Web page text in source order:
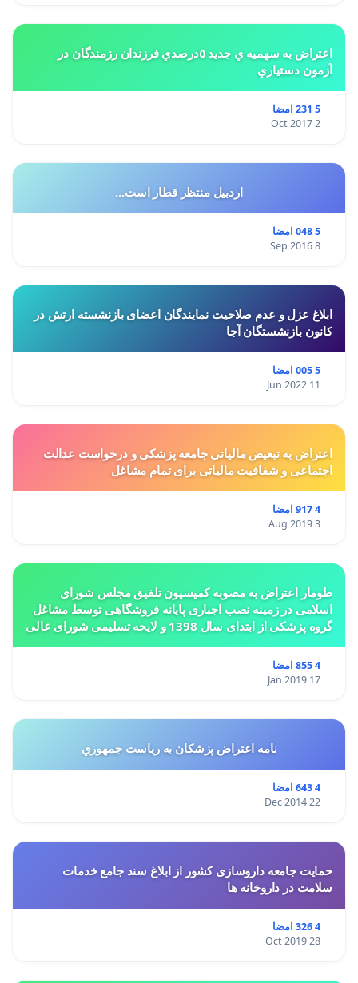
اعتراض به سهميه ي جديد ٥درصدي فرزندان رزمندگان در
آزمون دستياري
5 231 امضا
2 Oct 2017
اردبیل منتظر قطار است...
5 048 امضا
8 Sep 2016
ابلاغ عزل و عدم صلاحیت نمایندگان اعضای بازنشسته ارتش در
کانون بازنشستگان آجا
5 005 امضا
11 Jun 2022
اعتراض به تبعیض مالیاتی جامعه پزشکی و درخواست عدالت
اجتماعی و شفافیت مالیاتی برای تمام مشاغل
4 917 امضا
3 Aug 2019
طومار اعتراض به مصوبه کمیسیون تلفیق مجلس شورای
اسلامی در زمینه نصب اجباری پایانه فروشگاهی توسط مشاغل
گروه پزشکی از ابتدای سال 1398 و لایحه تسلیمی شورای عالی
4 855 امضا
17 Jan 2019
نامه اعتراض پزشكان به رياست جمهوري
4 643 امضا
22 Dec 2014
حمایت جامعه داروسازی کشور از ابلاغ سند جامع خدمات
سلامت در داروخانه ها
4 326 امضا
28 Oct 2019